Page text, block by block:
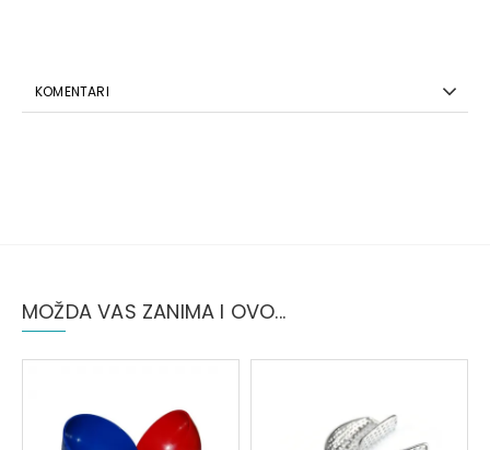
KOMENTARI
MOŽDA VAS ZANIMA I OVO...